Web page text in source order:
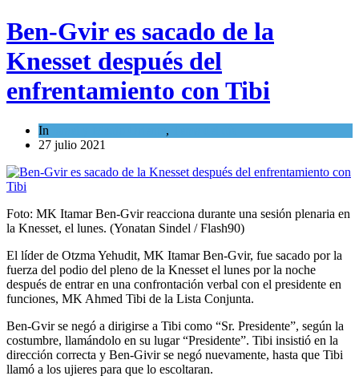
Ben-Gvir es sacado de la
Knesset después del
enfrentamiento con Tibi
In ,
27 julio 2021
Foto: MK Itamar Ben-Gvir reacciona durante una sesión plenaria en
la Knesset, el lunes. (Yonatan Sindel / Flash90)
El líder de Otzma Yehudit, MK Itamar Ben-Gvir, fue sacado por la
fuerza del podio del pleno de la Knesset el lunes por la noche
después de entrar en una confrontación verbal con el presidente en
funciones, MK Ahmed Tibi de la Lista Conjunta.
Ben-Gvir se negó a dirigirse a Tibi como “Sr. Presidente”, según la
costumbre, llamándolo en su lugar “Presidente”. Tibi insistió en la
dirección correcta y Ben-Givir se negó nuevamente, hasta que Tibi
llamó a los ujieres para que lo escoltaran.